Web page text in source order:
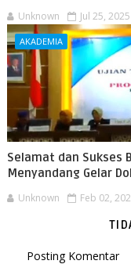
Unknown Jul 25, 2025
AKADEMIA
Selamat dan Sukses
Menyandang Gelar
Unknown Feb 02,
Posting Komentar